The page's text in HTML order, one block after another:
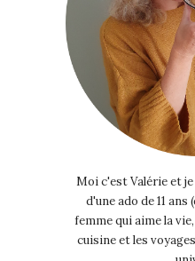
Moi c'est Valérie et
d'une ado de 11 ans
femme qui aime la
cuisine et les